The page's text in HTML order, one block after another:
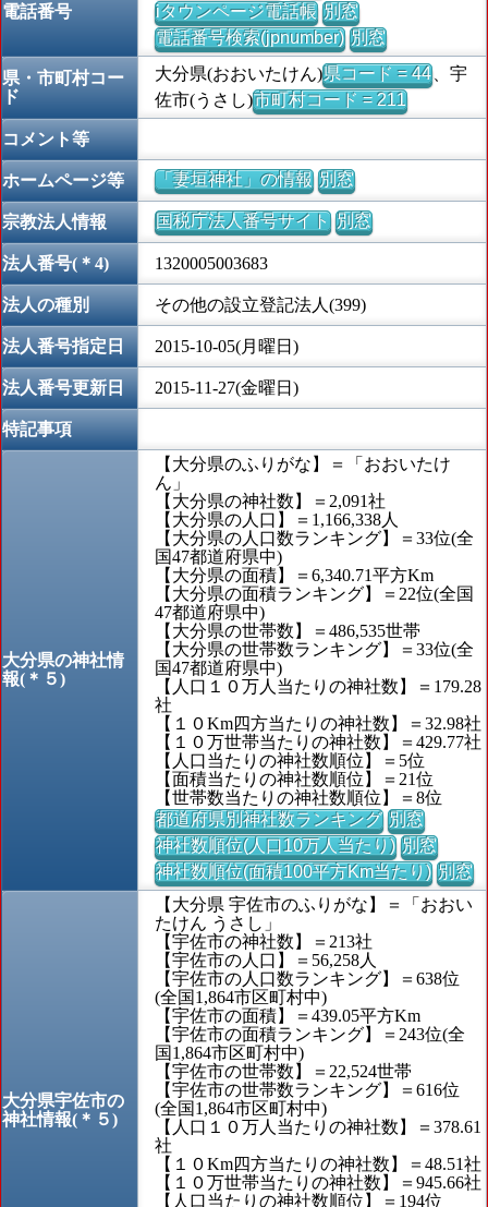
電話番号
iタウンページ電話帳 別窓
電話番号検索(jpnumber) 別窓
県・市町村コー
ド
大分県(おおいたけん)県コード = 44、宇
佐市(うさし)市町村コード = 211
コメント等
ホームページ等 「妻垣神社」の情報 別窓
宗教法人情報 国税庁法人番号サイト 別窓
法人番号(＊4) 1320005003683
法人の種別 その他の設立登記法人(399)
法人番号指定日 2015-10-05(月曜日)
法人番号更新日 2015-11-27(金曜日)
特記事項
大分県の神社情
報(＊５)
【大分県のふりがな】＝「おおいたけ
ん」
【大分県の神社数】＝2,091社
【大分県の人口】＝1,166,338人
【大分県の人口数ランキング】＝33位(全
国47都道府県中)
【大分県の面積】＝6,340.71平方Km
【大分県の面積ランキング】＝22位(全国
47都道府県中)
【大分県の世帯数】＝486,535世帯
【大分県の世帯数ランキング】＝33位(全
国47都道府県中)
【人口１０万人当たりの神社数】＝179.28
社
【１０Km四方当たりの神社数】＝32.98社
【１０万世帯当たりの神社数】＝429.77社
【人口当たりの神社数順位】＝5位
【面積当たりの神社数順位】＝21位
【世帯数当たりの神社数順位】＝8位
都道府県別神社数ランキング 別窓
神社数順位(人口10万人当たり) 別窓
神社数順位(面積100平方Km当たり) 別窓
大分県宇佐市の
神社情報(＊５)
【大分県 宇佐市のふりがな】＝「おおい
たけん うさし」
【宇佐市の神社数】＝213社
【宇佐市の人口】＝56,258人
【宇佐市の人口数ランキング】＝638位
(全国1,864市区町村中)
【宇佐市の面積】＝439.05平方Km
【宇佐市の面積ランキング】＝243位(全
国1,864市区町村中)
【宇佐市の世帯数】＝22,524世帯
【宇佐市の世帯数ランキング】＝616位
(全国1,864市区町村中)
【人口１０万人当たりの神社数】＝378.61
社
【１０Km四方当たりの神社数】＝48.51社
【１０万世帯当たりの神社数】＝945.66社
【人口当たりの神社数順位】＝194位